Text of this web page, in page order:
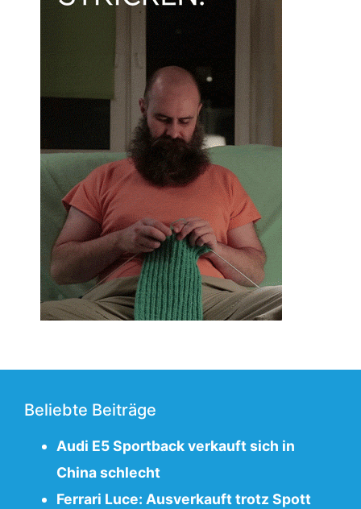
Beliebte Beiträge
Audi E5 Sportback verkauft sich in
China schlecht
Ferrari Luce: Ausverkauft trotz Spott